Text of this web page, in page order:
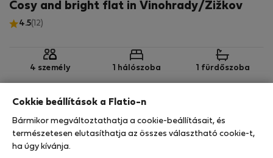
Cosy and bright flat in Vinohrady/Žižkov
4.5(12)
4 személy 1 hálószoba 1 fürdőszoba
StayProtection
Cokkie beállítások a Flatio-n
Bármikor megváltoztathatja a cookie-beállításait, és
természetesen elutasíthatja az összes választható cookie-t,
ha úgy kívánja.